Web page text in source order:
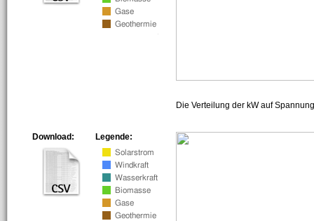
Die Verteilung der kW auf
Legende:
Download: